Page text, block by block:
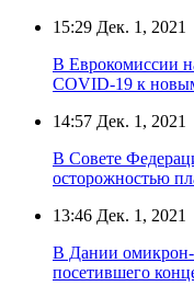
15:29 Дек. 1, 2021
В Еврокомиссии
COVID-19 к
14:57 Дек. 1, 2021
В Совете
осторожностью
13:46 Дек. 1, 2021
В Дании
посетившего